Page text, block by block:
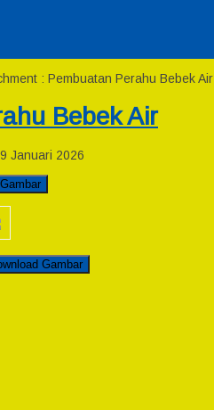
: Pembuatan Perahu Bebek Air
Bebek Air
Januari 2026
Gambar